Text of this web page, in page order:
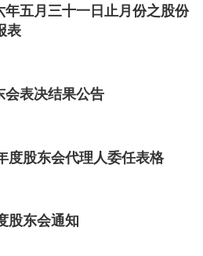
五月三十一日止月份之股份
表
会表决结果公告
度股东会代理人委任表格
股东会通知